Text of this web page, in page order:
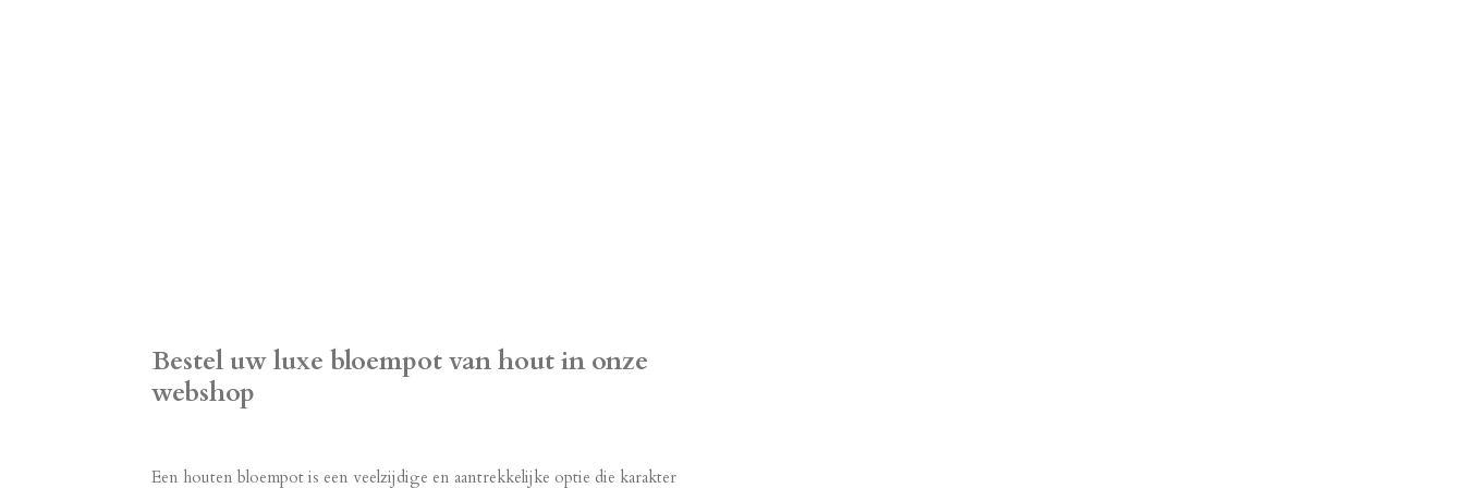
Bestel uw luxe bloempot van hout in onze
webshop
Een houten bloempot is een veelzijdige en aantrekkelijke optie die karakter